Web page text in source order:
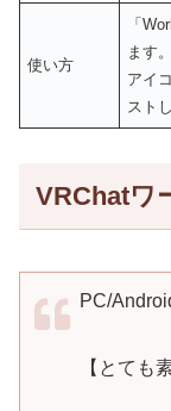
使い方
「
ます。
アイ
スト
VRChatワ
PC/
【とても